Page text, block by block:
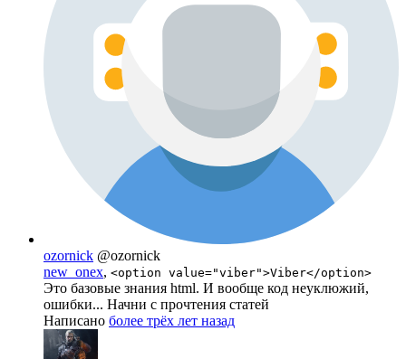
ozornick @ozornick
new_onex, <option value="viber">Viber</option>
Это базовые знания html. И вообще код неуклюжий,
ошибки... Начни с прочтения статей
Написано более трёх лет назад